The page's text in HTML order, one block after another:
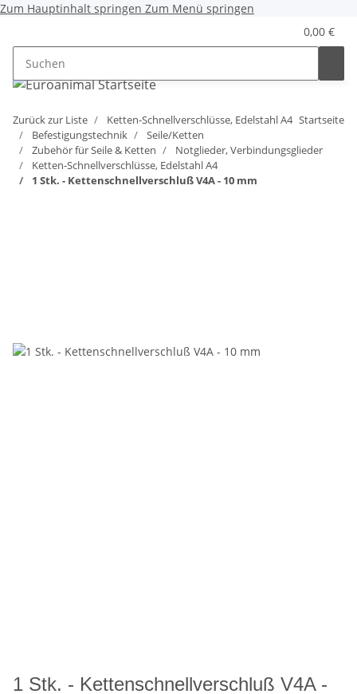
Zum Hauptinhalt springen Zum Menü springen
0,00 €
Zurück zur Liste Ketten-Schnellverschlüsse, Edelstahl A4 Startseite
Befestigungstechnik
Seile/Ketten
Zubehör für Seile & Ketten
Notglieder, Verbindungsglieder
Ketten-Schnellverschlüsse, Edelstahl A4
1 Stk. - Kettenschnellverschluß V4A - 10 mm
1 Stk. - Kettenschnellverschluß V4A -